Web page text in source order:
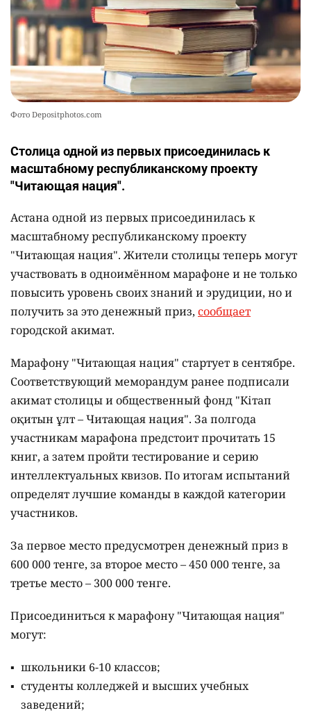
Фото Depositphotos.com
Столица одной из первых присоединилась к
масштабному республиканскому проекту
"Читающая нация".
Астана одной из первых присоединилась к
масштабному республиканскому проекту
"Читающая нация". Жители столицы теперь могут
участвовать в одноимённом марафоне и не только
повысить уровень своих знаний и эрудиции, но и
получить за это денежный приз, сообщает
городской акимат.
Марафону "Читающая нация" стартует в сентябре.
Соответствующий меморандум ранее подписали
акимат столицы и общественный фонд "Кітап
оқитын ұлт – Читающая нация". За полгода
участникам марафона предстоит прочитать 15
книг, а затем пройти тестирование и серию
интеллектуальных квизов. По итогам испытаний
определят лучшие команды в каждой категории
участников.
За первое место предусмотрен денежный приз в
600 000 тенге, за второе место – 450 000 тенге, за
третье место – 300 000 тенге.
Присоединиться к марафону "Читающая нация"
могут:
школьники 6-10 классов;
студенты колледжей и высших учебных
заведений;